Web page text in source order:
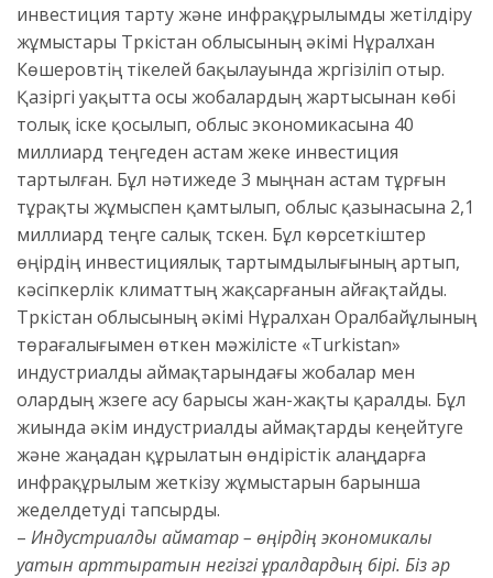
инвестиция тарту және инфрақұрылымды жетілдіру
жұмыстары Түркістан облысының әкімі Нұралхан
Көшеровтің тікелей бақылауында жүргізіліп отыр.
Қазіргі уақытта осы жобалардың жартысынан көбі
толық іске қосылып, облыс экономикасына 40
миллиард теңгеден астам жеке инвестиция
тартылған. Бұл нәтижеде 3 мыңнан астам тұрғын
тұрақты жұмыспен қамтылып, облыс қазынасына 2,1
миллиард теңге салық түскен. Бұл көрсеткіштер
өңірдің инвестициялық тартымдылығының артып,
кәсіпкерлік климаттың жақсарғанын айғақтайды.
Түркістан облысының әкімі Нұралхан Оралбайұлының
төрағалығымен өткен мәжілісте «Turkistan»
индустриалды аймақтарындағы жобалар мен
олардың жүзеге асу барысы жан-жақты қаралды. Бұл
жиында әкім индустриалды аймақтарды кеңейтуге
және жаңадан құрылатын өндірістік алаңдарға
инфрақұрылым жеткізу жұмыстарын барынша
жеделдетуді тапсырды.
– Индустриалды аймақтар – өңірдің экономикалық
қуатын арттыратын негізгі құралдардың бірі. Біз әр